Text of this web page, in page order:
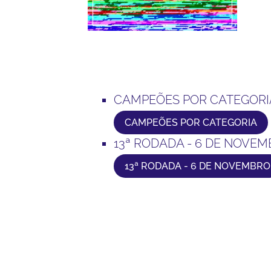
CAMPEÕES POR
CAMPEÕES POR CATEGORIA
13ª RODADA - 6 DE
13ª RODADA - 6 DE NOVEMBRO